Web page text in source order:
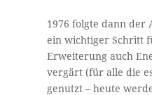
1976 folgte dann der
ein wichtiger Schritt
Erweiterung auch
vergärt (für alle die
genutzt – heute